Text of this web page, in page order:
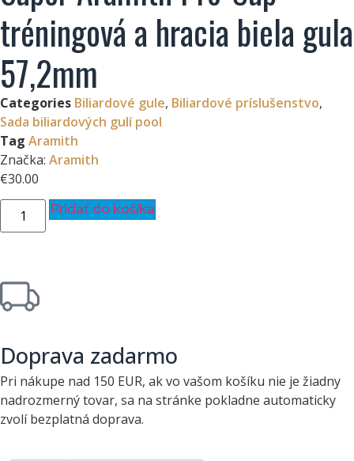
tréningová a hracia biela gula
57,2mm
Categories Biliardové gule, Biliardové príslušenstvo,
Sada biliardových gulí pool
Tag Aramith
Značka: Aramith
€30.00
Pridať do košíka
Doprava zadarmo
Pri nákupe nad 150 EUR, ak vo vašom košíku nie je žiadny
nadrozmerný tovar, sa na stránke pokladne automaticky
zvolí bezplatná doprava.